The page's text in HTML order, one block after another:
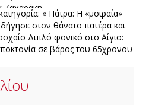
Ζαχαράκη
« Πάτρα: Η «μοιραία»
στον θάνατο πατέρα και
Διπλό φονικό στο Αίγιο:
σε βάρος του 65χρονου